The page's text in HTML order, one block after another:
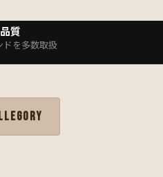
質
ドを多数取扱